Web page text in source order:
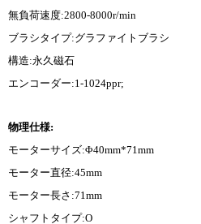
無負荷速度:2800-8000r/min
ブラシタイプ:グラファイトブラシ
構造:永久磁石
エンコーダー:1-1024ppr;
物理仕様:
モーターサイズ:Φ40mm*71mm
モーター直径:45mm
モーター長さ:71mm
シャフトタイプ:O